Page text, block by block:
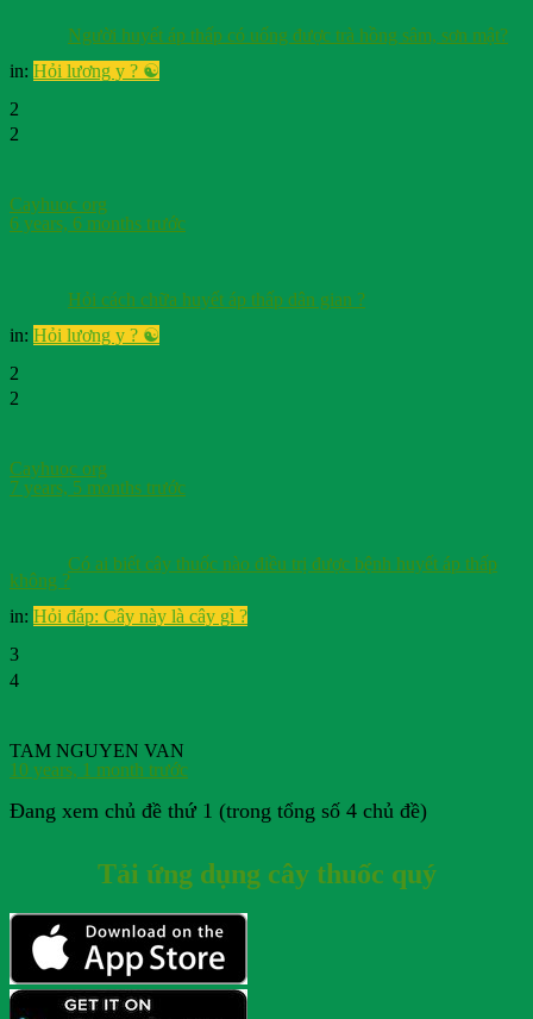
Người huyết áp thấp có uống được trà hồng sâm, sơn mật?
in: Hỏi lương y ? ☯️
2
2
Cayhuoc org
6 years, 6 months trước
Hỏi cách chữa huyết áp thấp dân gian ?
in: Hỏi lương y ? ☯️
2
2
Cayhuoc org
7 years, 5 months trước
Có ai biết cây thuốc nào điều trị được bệnh huyết áp thấp
không ?
in: Hỏi đáp: Cây này là cây gì ?
3
4
TAM NGUYEN VAN
10 years, 1 month trước
Đang xem chủ đề thứ 1 (trong tổng số 4 chủ đề)
Tải ứng dụng cây thuốc quý